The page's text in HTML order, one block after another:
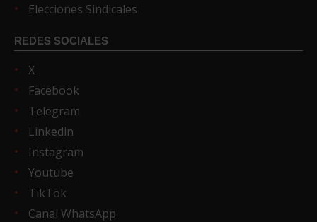
Elecciones Sindicales
REDES SOCIALES
X
Facebook
Telegram
Linkedin
Instagram
Youtube
TikTok
Canal WhatsApp